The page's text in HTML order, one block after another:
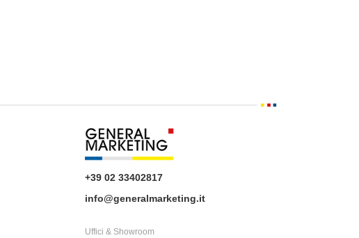
+39 02 33402817
info@generalmarketing.it
Uffici & Showroom